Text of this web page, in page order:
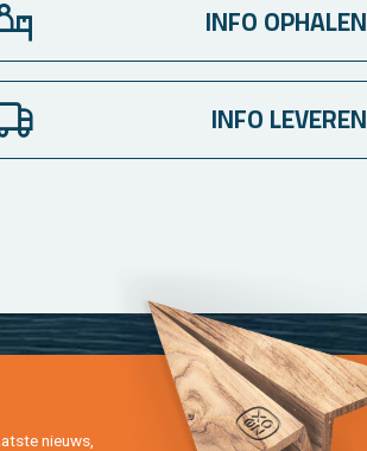
INFO OPHALEN
INFO LEVEREN
nieuws,